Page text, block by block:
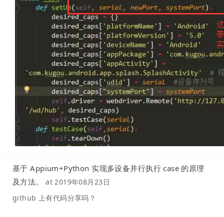
基于 Appium+Python 实现多设备并行执行 case 的原理
及方法。
at2019年08月23日
github 上有代码分享吗？